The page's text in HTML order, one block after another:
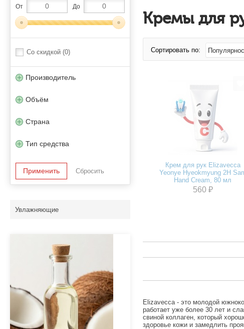
От До
Со скидкой (0)
Производитель
Объём
Страна
Тип средства
Увлажняющие
Кремы для
Сортировать по:
Крем для рук Elizavecca
Yeonye Hyeokmyung 2H
Hand Cream, 80 мл
560 ₽
Elizavecca - это молодой
работает уже более 30 лет и
свиной коллаген, который
здоровье кожи и замедлить